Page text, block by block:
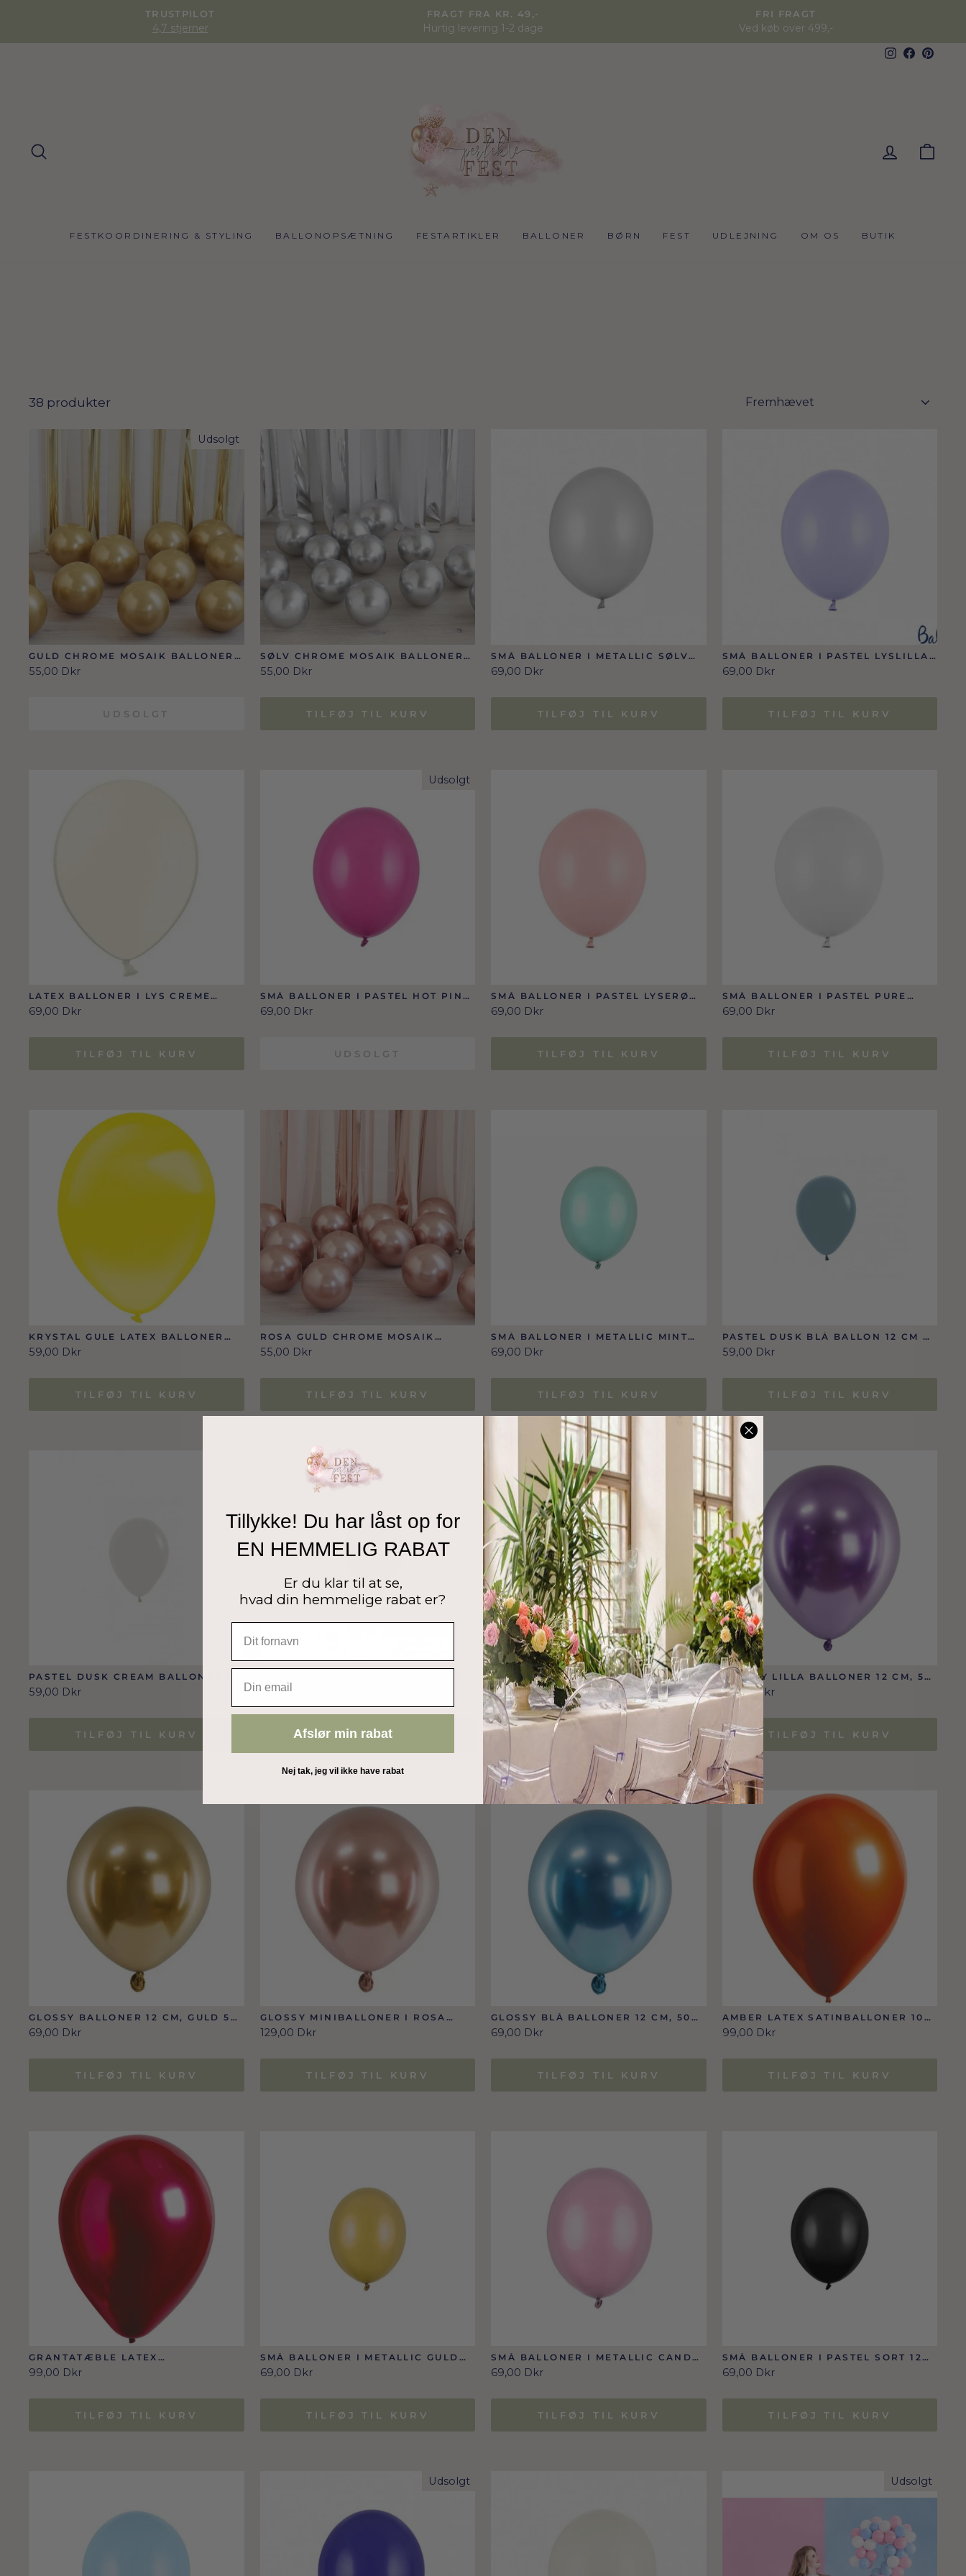
TRUSTPILOT
4,7 stjerner
FRAGT FRA KR. 49,-
Hurtig levering 1-2 dage
FRI FRAGT
Ved køb over 499,-
Instagram
FESTKOORDINERING & STYLING BALLONOPSÆTNING FESTARTIKLER BALLONER BØRN FEST UDLEJNING OM OS BUTIK
38 produkter
Udsolgt
GULD CHROME MOSAIK BALLONER
55,00 Dkr
UDSOLGT
SØLV CHROME MOSAIK BALLONER
55,00 Dkr
TILFØJ TIL KURV
SMÅ BALLONER I METALLIC SØLV
69,00 Dkr
TILFØJ TIL KURV
SMÅ BALLONER I PASTEL LYSLILLA
69,00 Dkr
TILFØJ TIL KURV
LATEX BALLONER I LYS CREME
PASTEL 12 CM / 100 STK.
69,00 Dkr
TILFØJ TIL KURV
Udsolgt
SMÅ BALLONER I PASTEL HOT PINK
12 CM 100 STK.
69,00 Dkr
UDSOLGT
SMÅ BALLONER I PASTEL LYSERØD
12 CM 100 STK.
69,00 Dkr
TILFØJ TIL KURV
SMÅ BALLONER I PASTEL PURE
HVID 12 CM
69,00 Dkr
TILFØJ TIL KURV
KRYSTAL GULE LATEX BALLONER
59,00 Dkr
TILFØJ TIL KURV
ROSA GULD CHROME MOSAIK
55,00 Dkr
TILFØJ TIL KURV
SMÅ BALLONER I METALLIC MINT
69,00 Dkr
TILFØJ TIL KURV
PASTEL DUSK BLÅ BALLON 12 CM 50
59,00 Dkr
TILFØJ TIL KURV
PASTEL DUSK CREAM BALLONER 12
CM (50 STK.)
59,00 Dkr
TILFØJ TIL KURV
12 CM
19,00 Dkr
TILFØJ TIL KURV
GLOSSY BALLONER FLASKEGRØN 12
CM, 50 STK.
69,00 Dkr
TILFØJ TIL KURV
GLOSSY LILLA BALLONER 12 CM, 50
STK.
69,00 Dkr
TILFØJ TIL KURV
GLOSSY BALLONER 12 CM, GULD 50
69,00 Dkr
TILFØJ TIL KURV
GLOSSY MINIBALLONER I ROSA
129,00 Dkr
TILFØJ TIL KURV
GLOSSY BLÅ BALLONER 12 CM, 50
69,00 Dkr
TILFØJ TIL KURV
AMBER LATEX SATINBALLONER 100
99,00 Dkr
TILFØJ TIL KURV
GRANTATÆBLE LATEX
SATINBALLONER 100 STK./12 CM
99,00 Dkr
TILFØJ TIL KURV
SMÅ BALLONER I METALLIC GULD
100 STK. /12 CM.
69,00 Dkr
TILFØJ TIL KURV
SMÅ BALLONER I METALLIC CANDY
PINK 12 CM, 100 STK.
69,00 Dkr
TILFØJ TIL KURV
SMÅ BALLONER I PASTEL SORT 12
CM (10 STK./100 STK.)
69,00 Dkr
TILFØJ TIL KURV
Udsolgt Udsolgt
Tillykke! Du har låst op for
EN HEMMELIG RABAT
Er du klar til at se,
hvad din hemmelige rabat er?
Afslør min rabat
Nej tak, jeg vil ikke have rabat